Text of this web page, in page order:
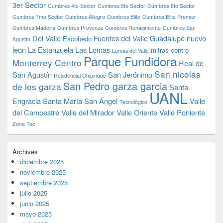
3er Sector Cumbres 4to Sector Cumbres 5to Sector Cumbres 6to Sector
Cumbres 7mo Sector Cumbres Allegro Cumbres Elite Cumbres Elite Premier
Cumbres Madeira Cumbres Provenza Cumbres Renacimiento Cumbres San
Agustín Del Valle Escobedo Fuentes del ValleGuadalupe nuevo
leon La Estanzuela Las Lomas Lomas del Valle mitras centro
Monterrey Centro Parque Fundidora Real de
San Agustín Residencial Chipinque San Jerónimo San nicolas
de los garza San Pedro garza garciaSanta
EngraciaSanta MaríaSan Ángel Tecnológico UANLValle
del CampestreValle del MiradorValle OrienteValle Poniente
Zona Tec
Archives
diciembre 2025
noviembre 2025
septiembre 2025
julio 2025
junio 2025
mayo 2025